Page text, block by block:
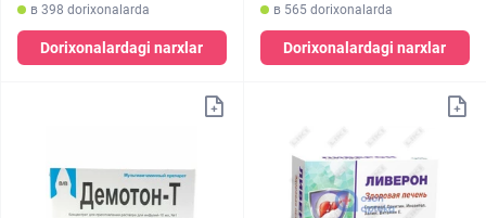
в 398 dorixonalarda
Dorixonalardagi narxlar
в 565 dorixonalarda
Dorixonalardagi narxlar